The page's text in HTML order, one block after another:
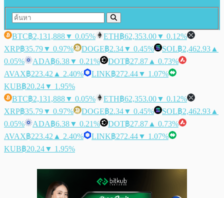
BTC฿2,131,888▼ 0.05% ETH฿62,353.00▼ 0.12%
XRP฿35.79▼ 0.97% DOGE฿2.34▼ 0.45% SOL฿2,462.93 ▲
0.05%
ADA฿6.38▼ 0.21% DOT฿27.87 ▲ 0.73%
AVAX฿223.42 ▲ 2.40% LINK฿272.44▼ 1.07%
KUB฿20.24▼ 1.95%
BTC฿2,131,888▼ 0.05% ETH฿62,353.00▼ 0.12%
XRP฿35.79▼ 0.97% DOGE฿2.34▼ 0.45% SOL฿2,462.93 ▲
0.05%
ADA฿6.38▼ 0.21% DOT฿27.87 ▲ 0.73%
AVAX฿223.42 ▲ 2.40% LINK฿272.44▼ 1.07%
KUB฿20.24▼ 1.95%